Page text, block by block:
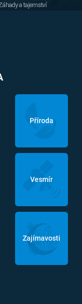
a tajemství
Příroda
Vesmír
Zajímavosti